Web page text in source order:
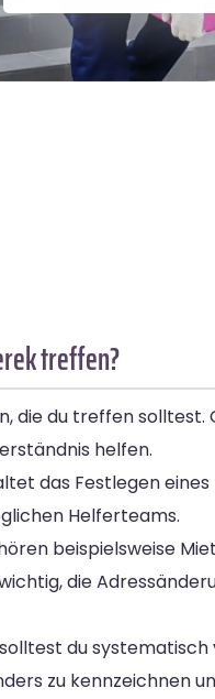
treffen?
die du treffen
helfen.
das Festlegen
Helferteams.
beispielsweise
die
du
zu kennzeichnen